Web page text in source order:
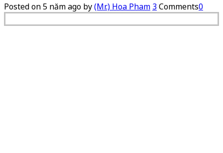
Posted on5 năm ago by(Mr.) Hoa Pham 3Comments0